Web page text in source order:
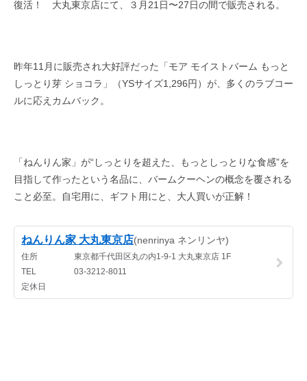
復活！ 大丸東京店にて、３月21日〜27日の間で販売される。
昨年11月に販売され大好評だった「モア モイストバーム もっと
しっとり芽 ショコラ」（YSサイズ1,296円）が、多くのラブコー
ルに応えカムバック。
「ねんりん家」が“しっとりを超えた、もっとしっとりな食感”を
目指して作ったという名品に、バームクーヘンの概念を覆される
こと必至。自宅用に、ギフト用にと、大人買いが正解！